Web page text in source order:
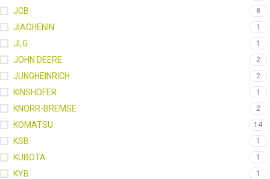
JCB 8
JIACHENIN 1
JLG 1
JOHN DEERE 2
JUNGHEINRICH 2
KINSHOFER 1
KNORR-BREMSE 2
KOMATSU 14
KSB 1
KUBOTA 1
KYB 1